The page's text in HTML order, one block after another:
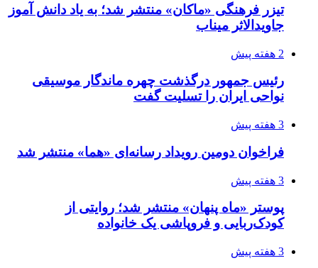
تیزر فرهنگی «ماکان» منتشر شد؛ به یاد دانش آموز
جاویدالاثر میناب
2 هفته پیش
رئیس جمهور درگذشت چهره ماندگار موسیقی
نواحی ایران را تسلیت گفت
3 هفته پیش
فراخوان دومین رویداد رسانه‌ای «هما» منتشر شد
3 هفته پیش
پوستر «ماه پنهان» منتشر شد؛ روایتی از
کودک‌ربایی و فروپاشی یک خانواده
3 هفته پیش